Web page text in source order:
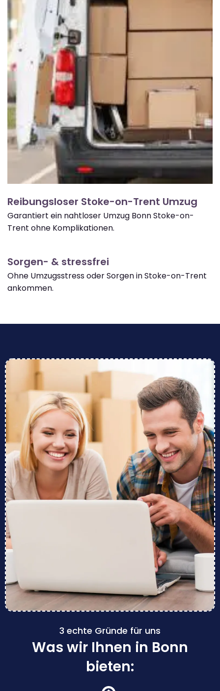
Reibungsloser Stoke-on-Trent Umzug
Garantiert ein nahtloser Umzug Bonn Stoke-on-
Trent ohne Komplikationen.
Sorgen- & stressfrei
Ohne Umzugsstress oder Sorgen in Stoke-on-Trent
ankommen.
3 echte Gründe für uns
Was wir Ihnen in Bonn
bieten: